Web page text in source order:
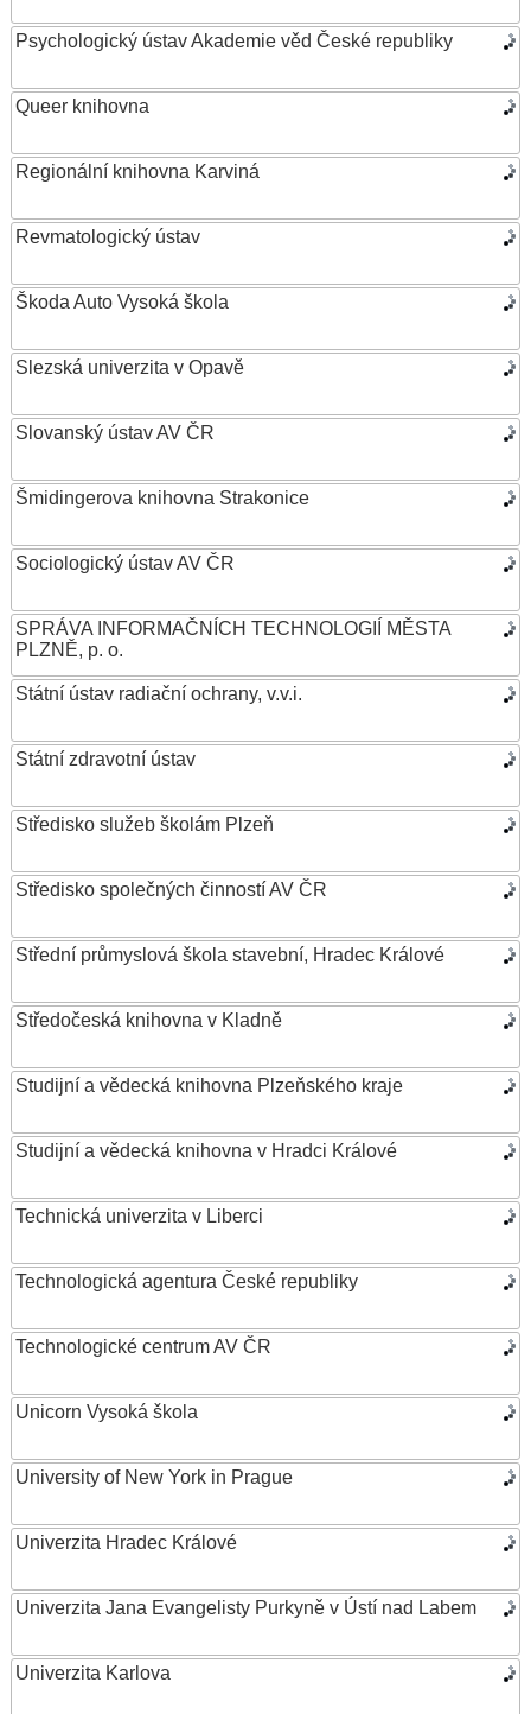
Psychologický ústav Akademie věd České republiky
Queer knihovna
Regionální knihovna Karviná
Revmatologický ústav
Škoda Auto Vysoká škola
Slezská univerzita v Opavě
Slovanský ústav AV ČR
Šmidingerova knihovna Strakonice
Sociologický ústav AV ČR
SPRÁVA INFORMAČNÍCH TECHNOLOGIÍ MĚSTA
PLZNĚ, p. o.
Státní ústav radiační ochrany, v.v.i.
Státní zdravotní ústav
Středisko služeb školám Plzeň
Středisko společných činností AV ČR
Střední průmyslová škola stavební, Hradec Králové
Středočeská knihovna v Kladně
Studijní a vědecká knihovna Plzeňského kraje
Studijní a vědecká knihovna v Hradci Králové
Technická univerzita v Liberci
Technologická agentura České republiky
Technologické centrum AV ČR
Unicorn Vysoká škola
University of New York in Prague
Univerzita Hradec Králové
Univerzita Jana Evangelisty Purkyně v Ústí nad Labem
Univerzita Karlova